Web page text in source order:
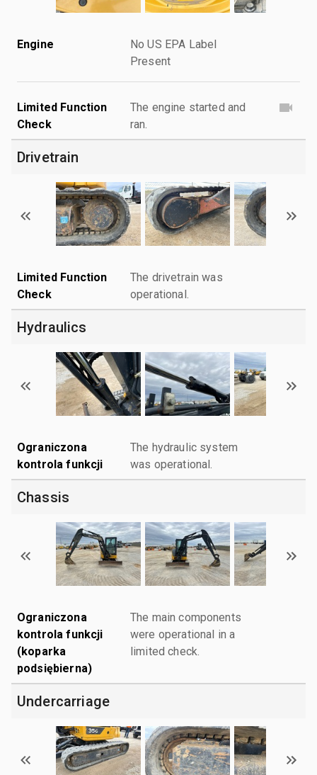
Engine
No US EPA Label
Present
Limited Function
Check
The engine started and
ran.
Drivetrain
Limited Function
Check
The drivetrain was
operational.
Hydraulics
Ograniczona
kontrola funkcji
The hydraulic system
was operational.
Chassis
Ograniczona
kontrola funkcji
(koparka
podsiębierna)
The main components
were operational in a
limited check.
Undercarriage